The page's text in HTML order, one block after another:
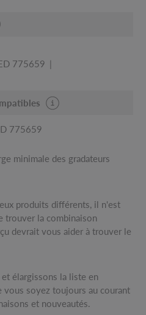
775659
775659
minimale des gradateurs
produits différents, il n'est
trouver la combinaison
devrait vous aider à trouver le
élargissons la liste en
vous soyez toujours au courant
et nouveautés.